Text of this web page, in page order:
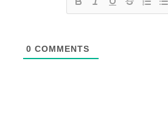
0 COMMENTS